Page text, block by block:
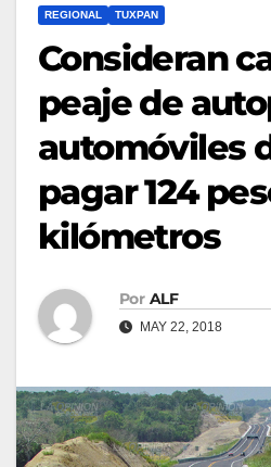
REGIONAL TUXPAN
Consideran
peaje de
automóviles
pagar 124
kilómetros
Por ALF
MAY 22, 2018